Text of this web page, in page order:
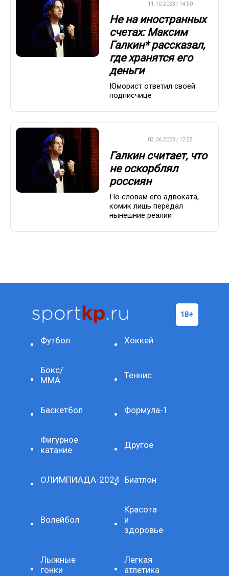
11.10.2023 / 14:50
Не на иностранных
счетах: Максим
Галкин* рассказал,
где хранятся его
деньги
Юморист ответил своей
подписчице
02.06.2023 / 12:25
Галкин считает, что
не оскорблял
россиян
По словам его адвоката,
комик лишь передал
нынешние реалии
Футбол Хоккей
Бокс/
ММА
Теннис
Баскетбол Формула-1
Фигурное
катание
Другое
ОЛИМПИАДА-2024 Биатлон
Волейбол
Красота
и
здоровье
Лыжные
гонки
Легкая
атлетика